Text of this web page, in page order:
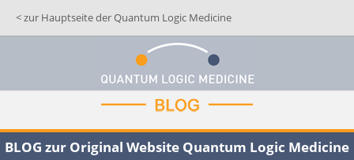
< zur Hauptseite der Quantum Logic Medicine
BLOG zur Original Website Quantum Logic Medicine